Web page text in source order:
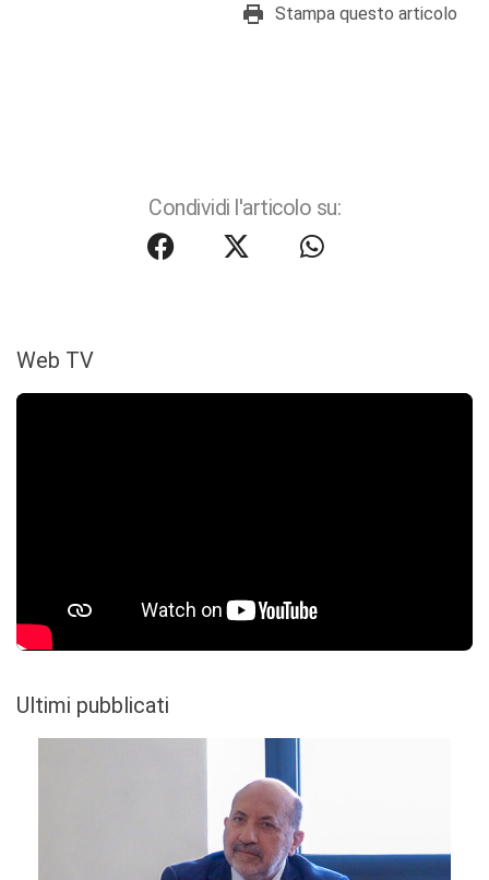
Stampa questo articolo
Condividi l'articolo su:
Web TV
Ultimi pubblicati